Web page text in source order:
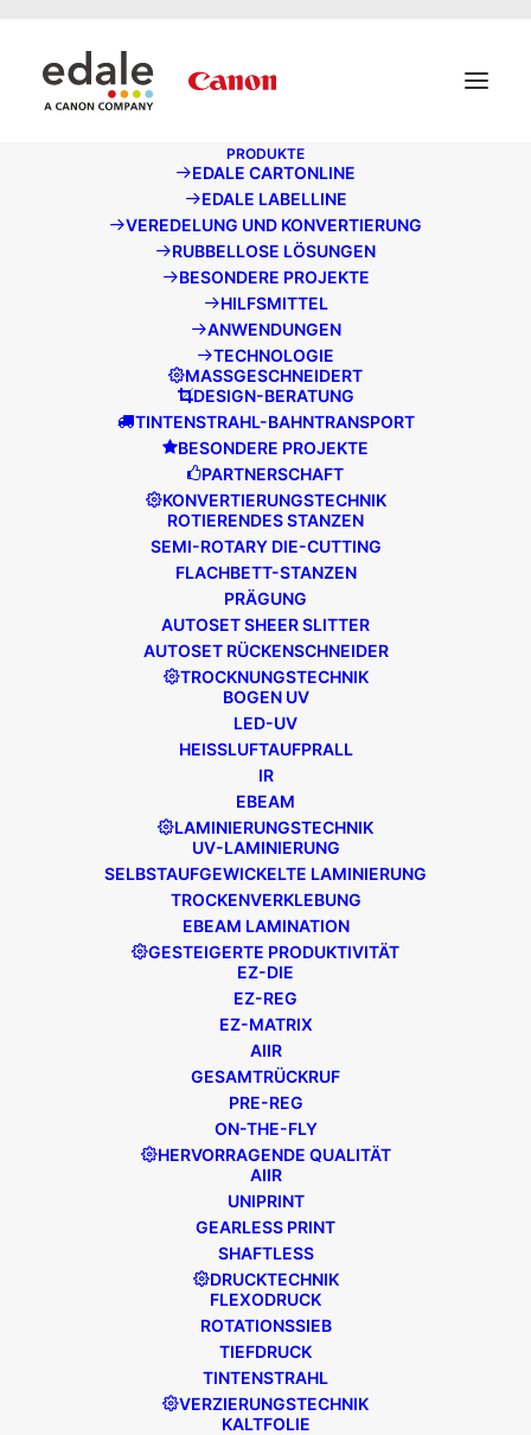
PRODUKTE
EDALE CARTONLINE
EDALE LABELLINE
VEREDELUNG UND KONVERTIERUNG
RUBBELLOSE LÖSUNGEN
BESONDERE PROJEKTE
HILFSMITTEL
ANWENDUNGEN
TECHNOLOGIE
MASSGESCHNEIDERT
DESIGN-BERATUNG
TINTENSTRAHL-BAHNTRANSPORT
BESONDERE PROJEKTE
PARTNERSCHAFT
KONVERTIERUNGSTECHNIK
ROTIERENDES STANZEN
SEMI-ROTARY DIE-CUTTING
FLACHBETT-STANZEN
PRÄGUNG
AUTOSET SHEER SLITTER
AUTOSET RÜCKENSCHNEIDER
TROCKNUNGSTECHNIK
BOGEN UV
LED-UV
HEISSLUFTAUFPRALL
IR
EBEAM
LAMINIERUNGSTECHNIK
UV-LAMINIERUNG
SELBSTAUFGEWICKELTE LAMINIERUNG
TROCKENVERKLEBUNG
EBEAM LAMINATION
GESTEIGERTE PRODUKTIVITÄT
EZ-DIE
EZ-REG
EZ-MATRIX
AIIR
GESAMTRÜCKRUF
PRE-REG
ON-THE-FLY
HERVORRAGENDE QUALITÄT
AIIR
UNIPRINT
GEARLESS PRINT
SHAFTLESS
DRUCKTECHNIK
FLEXODRUCK
ROTATIONSSIEB
TIEFDRUCK
TINTENSTRAHL
VERZIERUNGSTECHNIK
KALTFOLIE
November 22, 2017
Norma verbessert die
Kundenproduktion mit der 9-
farbigen Edale FL3
Der ungarische Etikettenhersteller
Norma hat einen 9-Farben-
Etikettendrucker Edale FL3 mit UV-
Härtung gekauft. Der große Etiketten-
und Verpackungshersteller plant,...
details and any questions.